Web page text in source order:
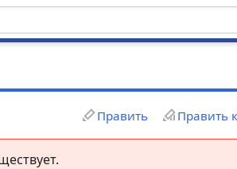
Править Править